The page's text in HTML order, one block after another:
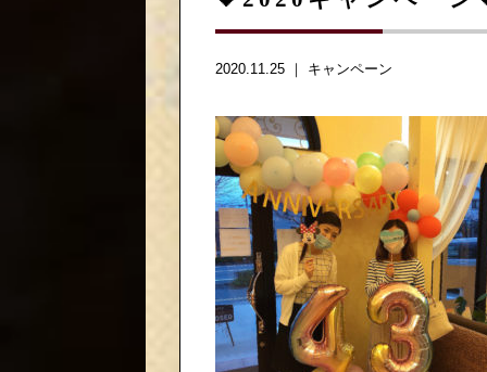
2020.11.25 ｜ キャンペーン